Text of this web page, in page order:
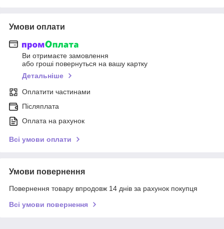
Умови оплати
Ви отримаєте замовлення
або гроші повернуться на вашу картку
Детальніше
Оплатити частинами
Післяплата
Оплата на рахунок
Всі умови оплати
Умови повернення
Повернення товару впродовж 14 днів за рахунок покупця
Всі умови повернення